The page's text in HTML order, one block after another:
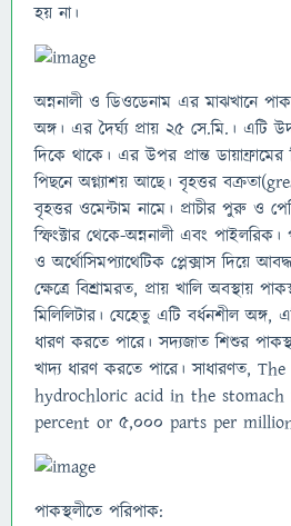
হয় না।
অন্ননালী ও ডিওডেনাম এর মাঝখানে
অঙ্গ। এর দৈর্ঘ্য প্রায় ২৫ সে.মি.। এটি
দিকে থাকে। এর উপর প্রান্ত ডায়াফ্রামের
পিছনে অগ্ন্যাশয় আছে। বৃহত্তর
বৃহত্তর ওমেন্টাম নামে। প্রাচীর পুরু ও
স্ফিংক্টার থেকে-অন্ননালী এবং পাইলরিক।
ও অর্থোসিমপ্যাথেটিক প্লেক্সাস দিয়ে
ক্ষেত্রে বিশ্রামরত, প্রায় খালি অবস্থায়
মিলিলিটার। যেহেতু এটি বর্ধনশীল অঙ্গ,
ধারণ করতে পারে। সদ্যজাত শিশুর
খাদ্য ধারণ করতে পারে। সাধারণত,
hydrochloric acid in the
percent or 5,000 parts per
পাকস্থলীতে পরিপাক: